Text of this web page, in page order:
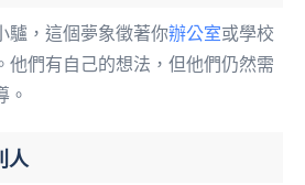
驢，這個夢象徵著你辦公室或學校
他們有自己的想法，但他們仍然需
。
人